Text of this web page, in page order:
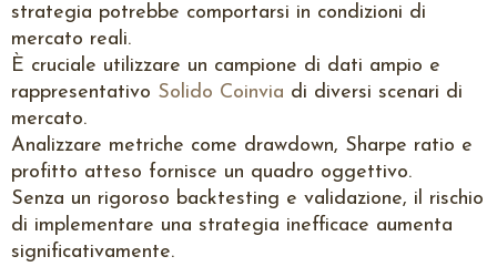
strategia potrebbe comportarsi in condizioni di
mercato reali.
È cruciale utilizzare un campione di dati ampio e
rappresentativo Solido Coinvia di diversi scenari di
mercato.
Analizzare metriche come drawdown, Sharpe ratio e
profitto atteso fornisce un quadro oggettivo.
Senza un rigoroso backtesting e validazione, il rischio
di implementare una strategia inefficace aumenta
significativamente.